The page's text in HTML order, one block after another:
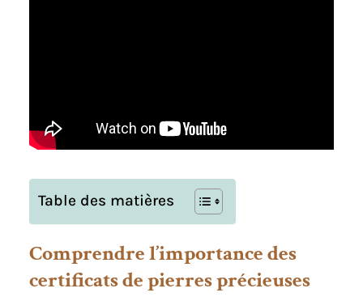
Table des matières
Comprendre l’importance des
certificats de pierres précieuses